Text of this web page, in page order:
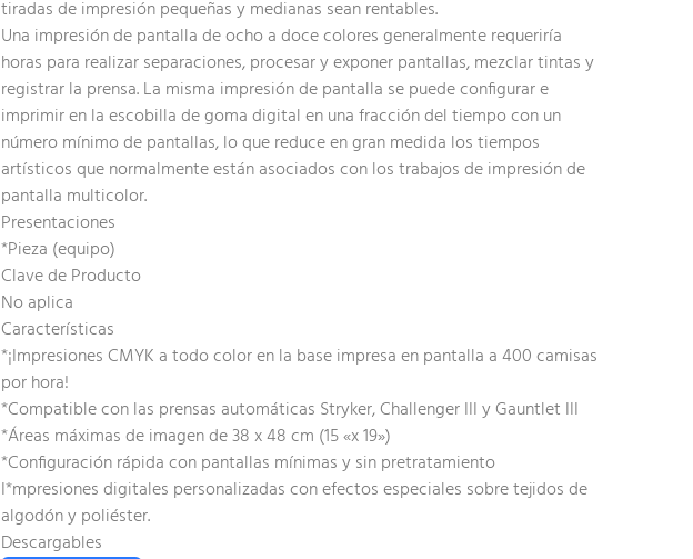
tiradas de impresión pequeñas y medianas sean rentables.
Una impresión de pantalla de ocho a doce colores generalmente requeriría
horas para realizar separaciones, procesar y exponer pantallas, mezclar tintas y
registrar la prensa. La misma impresión de pantalla se puede configurar e
imprimir en la escobilla de goma digital en una fracción del tiempo con un
número mínimo de pantallas, lo que reduce en gran medida los tiempos
artísticos que normalmente están asociados con los trabajos de impresión de
pantalla multicolor.
Presentaciones
*Pieza (equipo)
Clave de Producto
No aplica
Características
*¡Impresiones CMYK a todo color en la base impresa en pantalla a 400 camisas
por hora!
*Compatible con las prensas automáticas Stryker, Challenger III y Gauntlet III
*Áreas máximas de imagen de 38 x 48 cm (15 «x 19»)
*Configuración rápida con pantallas mínimas y sin pretratamiento
I*mpresiones digitales personalizadas con efectos especiales sobre tejidos de
algodón y poliéster.
Descargables